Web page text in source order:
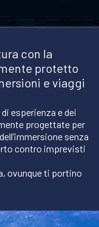
con la
protetto
e viaggi
esperienza e dei
progettate per
senza
contro imprevisti
ovunque ti portino